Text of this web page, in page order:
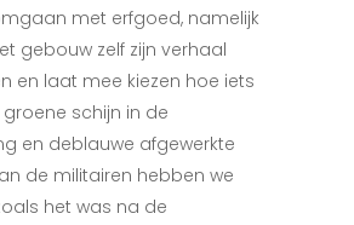
met erfgoed, namelijk
gebouw zelf zijn verhaal
en laat mee kiezen hoe iets
groene schijn in de
en deblauwe afgewerkte
de militairen hebben we
het was na de